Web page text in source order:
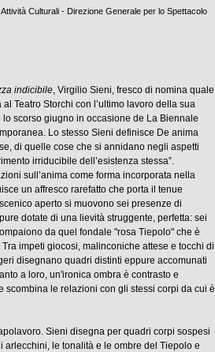
Culturali - Direzione Generale per lo Spettacolo
indicibile, Virgilio Sieni, fresco di nomina quale
Teatro Storchi con l’ultimo lavoro della sua
lo scorso giugno in occasione de La Biennale
Lo stesso Sieni definisce De anima
di quelle cose che si annidano negli aspetti
irriducibile dell’esistenza stessa”.
sull’anima come forma incorporata nella
un affresco rarefatto che porta il tenue
aperto si muovono sei presenze di
dotate di una lievità struggente, perfetta: sei
da quel fondale "rosa Tiepolo" che è
impeti giocosi, malinconiche attese e tocchi di
disegnano quadri distinti eppure accomunati
a loro, un'ironica ombra è contrasto e
le relazioni con gli stessi corpi da cui è
Sieni disegna per quadri corpi sospesi
le tonalità e le ombre del Tiepolo e